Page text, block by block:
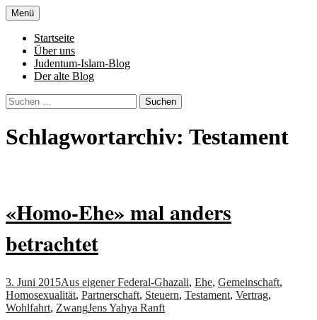
Zum
Inhalt
springen
Al-Adala.de
von allem
Menü
Startseite
Über uns
Judentum-Islam-Blog
Der alte Blog
Suchen
nach:
Schlagwortarchiv: Testament
«Homo-Ehe» mal anders
betrachtet
3. Juni 2015Aus eigener Federal-Ghazali, Ehe, Gemeinschaft,
Homosexualität, Partnerschaft, Steuern, Testament, Vertrag,
Wohlfahrt, ZwangJens Yahya Ranft